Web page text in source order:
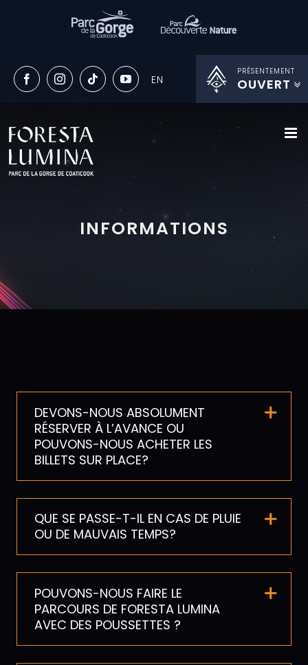
PRÉSENTEMENT
OUVERT
au
contenu
INFORMATIONS
DEVONS-NOUS ABSOLUMENT
RÉSERVER À L’AVANCE OU
POUVONS-NOUS ACHETER LES
BILLETS SUR PLACE?
QUE SE PASSE-T-IL EN CAS DE PLUIE
OU DE MAUVAIS TEMPS?
POUVONS-NOUS FAIRE LE
PARCOURS DE FORESTA LUMINA
AVEC DES POUSSETTES ?